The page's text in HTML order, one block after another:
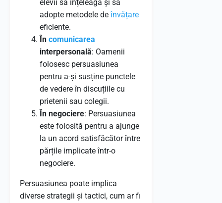
elevii să înțeleagă și să
adopte metodele deînvățare
eficiente.
În comunicarea
interpersonală: Oamenii
folosesc persuasiunea
pentru a-și susține punctele
de vedere în discuțiile cu
prietenii sau colegii.
În negociere: Persuasiunea
este folosită pentru a ajunge
la un acord satisfăcător între
părțile implicate într-o
negociere.
Persuasiunea poate implica
diverse strategii și tactici, cum ar fi